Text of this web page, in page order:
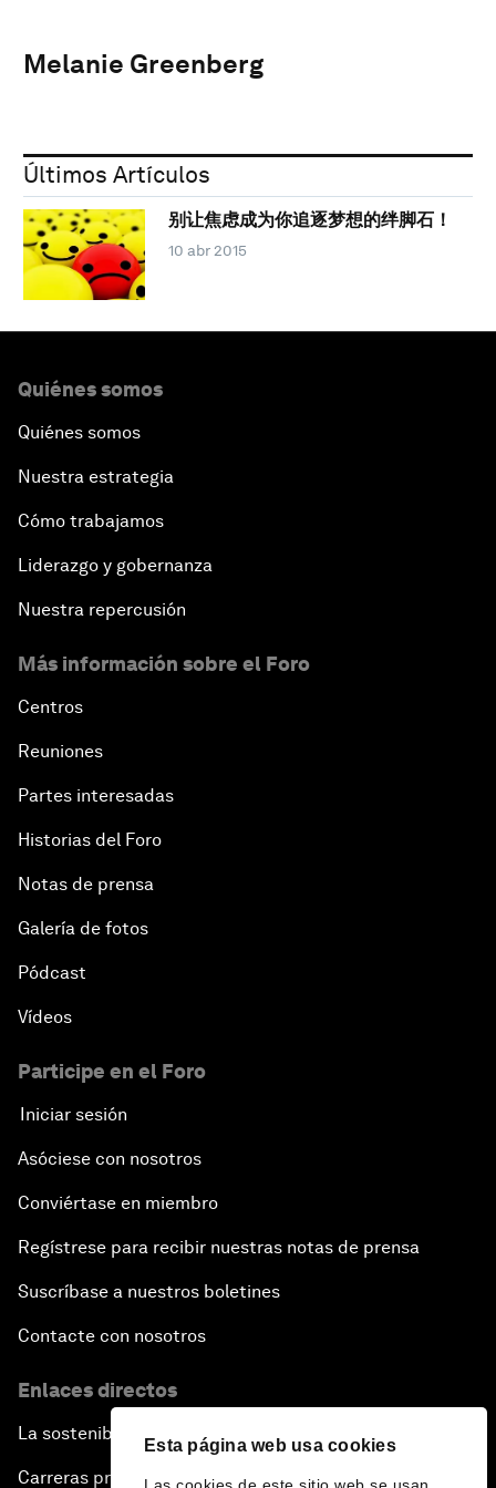
Esta página web usa cookies
Melanie Greenberg
Últimos Artículos
别让焦虑成为你追逐梦想的绊脚石！
10 abr 2015
Quiénes somos
Quiénes somos
Nuestra estrategia
Cómo trabajamos
Liderazgo y gobernanza
Nuestra repercusión
Más información sobre el Foro
Centros
Reuniones
Partes interesadas
Historias del Foro
Notas de prensa
Galería de fotos
Pódcast
Vídeos
Participe en el Foro
Iniciar sesión
Asóciese con nosotros
Conviértase en miembro
Regístrese para recibir nuestras notas de prensa
Suscríbase a nuestros boletines
Contacte con nosotros
Enlaces directos
La sostenibilidad en el Foro
Carreras profesionales